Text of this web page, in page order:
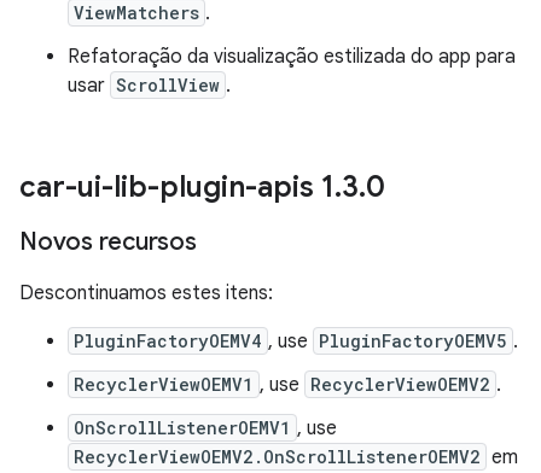
ViewMatchers .
Refatoração da visualização estilizada do app para
usar ScrollView .
car-ui-lib-plugin-apis 1.3.0
Novos recursos
Descontinuamos estes itens:
PluginFactoryOEMV4 , use PluginFactoryOEMV5 .
RecyclerViewOEMV1 , use RecyclerViewOEMV2 .
OnScrollListenerOEMV1 , use
RecyclerViewOEMV2.OnScrollListenerOEMV2 em